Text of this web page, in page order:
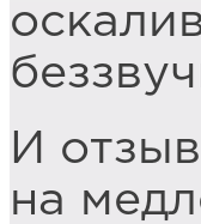
И
на